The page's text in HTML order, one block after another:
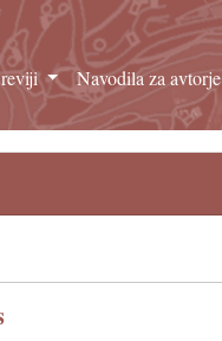
Navodila za avtorje